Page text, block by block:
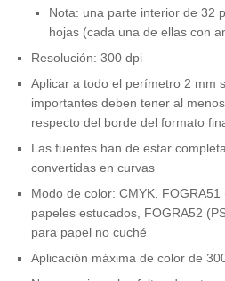
Nota: una parte interior de 32
hojas (cada una de ellas con
Resolución: 300 dpi
Aplicar a todo el perímetro 2 mm
importantes deben tener al
respecto del borde del formato
Las fuentes han de estar
convertidas en curvas
Modo de color: CMYK,
papeles estucados, FOGRA52
para papel no cuché
Aplicación máxima de color de